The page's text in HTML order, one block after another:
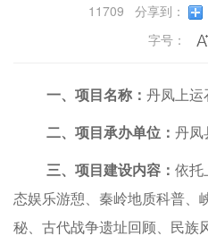
11709 分享到：
字号：
一、项目名称： 丹凤上运
二、项目承办单位： 丹凤
三、项目建设内容： 依托
态娱乐游憩、秦岭地质科普、
秘、古代战争遗址回顾、民族